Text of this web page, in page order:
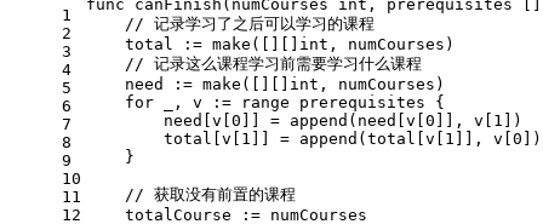
1
2
3
4
5
6
7
8
9
10
11
12
func canFinish (numCourses int , prerequisites
// 记录学习了之后可以学习的课程
    total :=
make ([][] int , numCourses)
// 记录这么课程学习前需要学习什么课程
    need :=
make ([][] int , numCourses)
for _, v := range prerequisites {
        need[v[
0 ]] = append (need[v[ 0 ]], v[ 1 ])
        total[v[
1 ]] = append (total[v[ 1 ]], v[ 0 ])
    }
// 获取没有前置的课程
    totalCourse := numCourses